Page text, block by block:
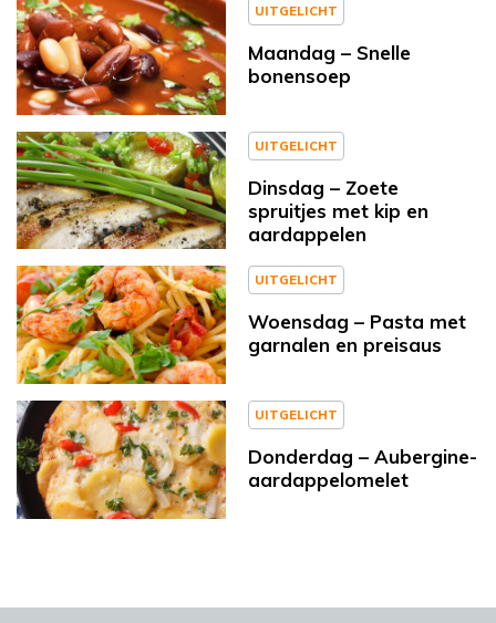
UITGELICHT
Maandag – Snelle
bonensoep
UITGELICHT
Dinsdag – Zoete
spruitjes met kip en
aardappelen
UITGELICHT
Woensdag – Pasta met
garnalen en preisaus
UITGELICHT
Donderdag – Aubergine-
aardappelomelet